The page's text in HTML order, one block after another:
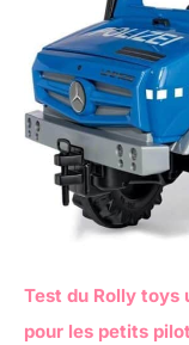
Test du Rolly toys
pour les petits